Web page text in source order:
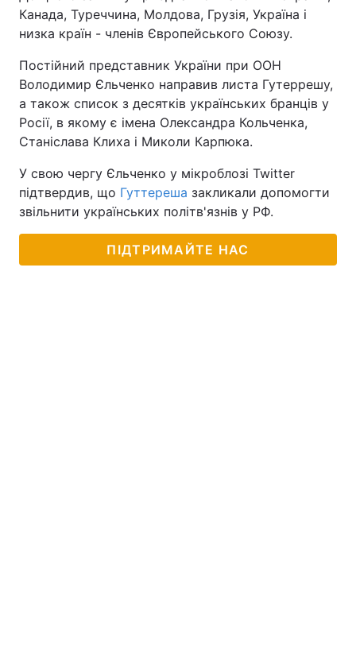
Канада, Туреччина, Молдова, Грузія, Україна і
низка країн - членів Європейського Союзу.
Постійний представник України при ООН
Володимир Єльченко направив листа Гутеррешу,
а також список з десятків українських бранців у
Росії, в якому є імена Олександра Кольченка,
Станіслава Клиха і Миколи Карпюка.
У свою чергу Єльченко у мікроблозі Twitter
підтвердив, що Гуттереша закликали допомогти
звільнити українських політв'язнів у РФ.
ПІДТРИМАЙТЕ НАС